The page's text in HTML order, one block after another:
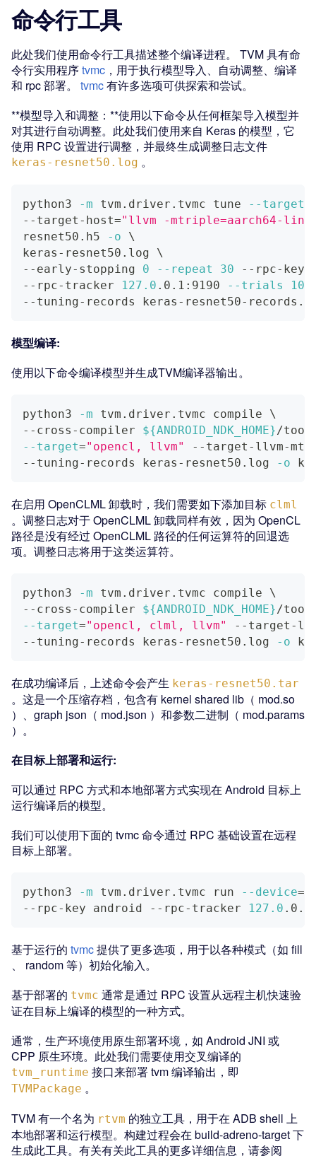
命令行工具
此处我们使用命令行工具描述整个编译进程。 TVM 具有命
令行实用程序tvmc ，用于执行模型导入、自动调整、编译
和 rpc 部署。 tvmc有许多选项可供探索和尝试。
**模型导入和调整：**使用以下命令从任何框架导入模型并
对其进行自动调整。此处我们使用来自 Keras 的模型，它
使用 RPC 设置进行调整，并最终生成调整日志文件
keras-resnet50.log 。
python3 -m tvm.driver.tvmc tune --target
--target-host="llvm -mtriple=aarch64-
resnet50.h5
-o
\
keras-resnet50.log \
--early-stopping 0 --repeat 30 --rpc-key
--rpc-tracker
127.0 .0.1:9190 --trials
--tuning-records keras-resnet50-
模型编译:
使用以下命令编译模型并生成TVM编译器输出。
python3 -m tvm.driver.tvmc compile \
--cross-compiler ${ANDROID_NDK_HOME} /
--target="opencl, llvm"
--target-llvm-
--tuning-records keras-resnet50.log
-o
在启用 OpenCLML 卸载时，我们需要如下添加目标 clml
。调整日志对于 OpenCLML 卸载同样有效，因为 OpenCL
路径是没有经过 OpenCLML 路径的任何运算符的回退选
项。调整日志将用于这类运算符。
python3 -m tvm.driver.tvmc compile \
--cross-compiler ${ANDROID_NDK_HOME} /
--target="opencl, clml, llvm"
--target-
--tuning-records keras-resnet50.log
-o
在成功编译后，上述命令会产生 keras-resnet50.tar
。这是一个压缩存档，包含有 kernel shared lib（ mod.so
）、graph json（ mod.json ）和参数二进制（ mod.params
）。
在目标上部署和运行:
可以通过 RPC 方式和本地部署方式实现在 Android 目标上
运行编译后的模型。
我们可以使用下面的 tvmc 命令通过 RPC 基础设置在远程
目标上部署。
python3 -m tvm.driver.tvmc run --device=
--rpc-key android --rpc-tracker
127.0
基于运行的 tvmc提供了更多选项，用于以各种模式（如 fill
、 random 等）初始化输入。
基于部署的 tvmc 通常是通过 RPC 设置从远程主机快速验
证在目标上编译的模型的一种方式。
通常，生产环境使用原生部署环境，如 Android JNI 或
CPP 原生环境。此处我们需要使用交叉编译的
tvm_runtime 接口来部署 tvm 编译输出，即
TVMPackage 。
TVM 有一个名为 rtvm 的独立工具，用于在 ADB shell 上
本地部署和运行模型。构建过程会在 build-adreno-target 下
生成此工具。有关有关此工具的更多详细信息，请参阅